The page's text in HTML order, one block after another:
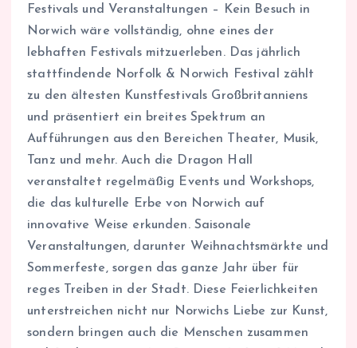
Festivals und Veranstaltungen – Kein Besuch in
Norwich wäre vollständig, ohne eines der
lebhaften Festivals mitzuerleben. Das jährlich
stattfindende Norfolk & Norwich Festival zählt
zu den ältesten Kunstfestivals Großbritanniens
und präsentiert ein breites Spektrum an
Aufführungen aus den Bereichen Theater, Musik,
Tanz und mehr. Auch die Dragon Hall
veranstaltet regelmäßig Events und Workshops,
die das kulturelle Erbe von Norwich auf
innovative Weise erkunden. Saisonale
Veranstaltungen, darunter Weihnachtsmärkte und
Sommerfeste, sorgen das ganze Jahr über für
reges Treiben in der Stadt. Diese Feierlichkeiten
unterstreichen nicht nur Norwichs Liebe zur Kunst,
sondern bringen auch die Menschen zusammen